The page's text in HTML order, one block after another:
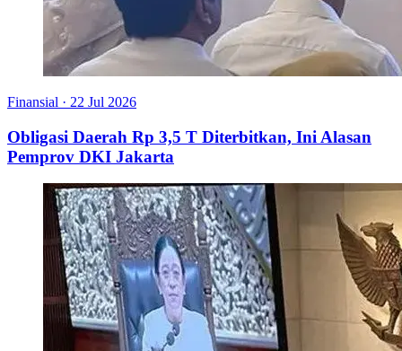
Finansial · 22 Jul 2026
Obligasi Daerah Rp 3,5 T Diterbitkan, Ini Alasan
Pemprov DKI Jakarta